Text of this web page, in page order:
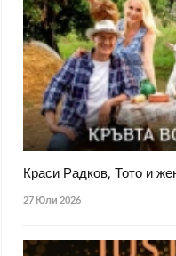
Краси Радков, Тото и
27 Юли 2026